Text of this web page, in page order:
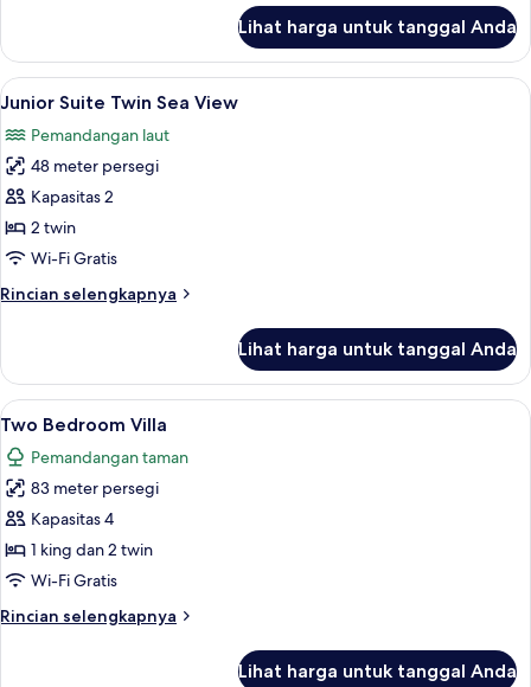
Junior
Suite
King
View
Lihat harga untuk tanggal Anda
Lihat
semua
foto
untuk
Junior
Suite
Twin
View
7
Junior Suite Twin Sea View
Pemandangan laut
48 meter persegi
Kapasitas 2
2 twin
Wi-Fi Gratis
Rincian selengkapnya
Rincian
Junior
Suite
Twin
View
Lihat harga untuk tanggal Anda
Lihat
semua
foto
untuk
Two
Bedroom
Villa
Minibar, brankas, Wi-Fi gratis, dan
6
Two Bedroom Villa
Pemandangan taman
83 meter persegi
Kapasitas 4
1 king dan 2 twin
Wi-Fi Gratis
Rincian selengkapnya
Rincian
Lihat harga untuk tanggal Anda